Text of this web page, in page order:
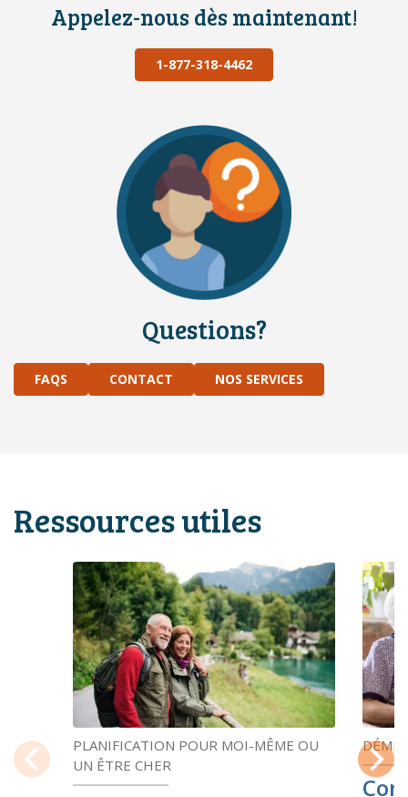
Appelez-nous dès maintenant!
1-877-318-4462
Questions?
FAQS CONTACT NOS SERVICES
Ressources utiles
Previous
PLANIFICATION POUR MOI-MÊME OU
UN ÊTRE CHER
Next